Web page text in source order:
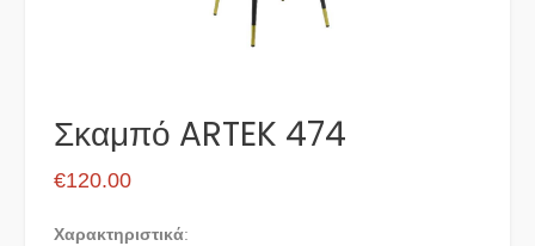
Σκαμπό ARTEK 474
€120.00
Χαρακτηριστικά: